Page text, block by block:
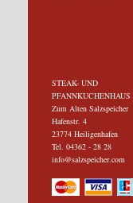
STEAK- UND
PFANNKUCHENHAUS
Zum Alten Salzspeicher
Hafenstr. 4
23774 Heiligenhafen
Tel. 04362 - 28 28
info@salzspeicher.com